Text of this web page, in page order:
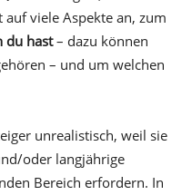
auf viele Aspekte an, zum
du hast– dazu können
– und um welchen
unrealistisch, weil sie
oder langjährige
Bereich erfordern. In